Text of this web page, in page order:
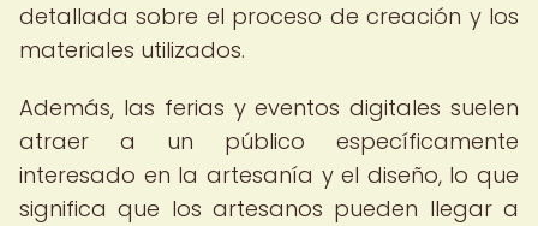
detallada sobre el proceso de creación y los
materiales utilizados.
Además, las ferias y eventos digitales suelen
atraer a un público específicamente
interesado en la artesanía y el diseño, lo que
significa que los artesanos pueden llegar a